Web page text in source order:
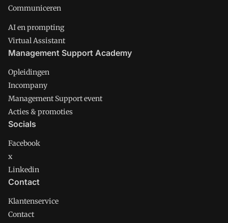
Communiceren
AI en prompting
Virtual Assistant
Management Support Academy
Opleidingen
Incompany
Management Support event
Acties & promoties
Socials
Facebook
x
Linkedin
Contact
Klantenservice
Contact